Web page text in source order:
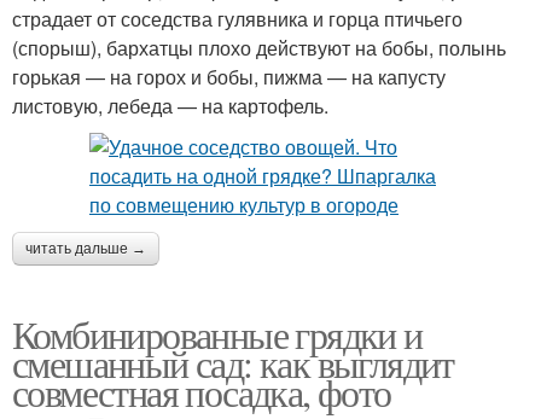
страдает от соседства гулявника и горца птичьего
(спорыш), бархатцы плохо действуют на бобы, полынь
горькая — на горох и бобы, пижма — на капусту
листовую, лебеда — на картофель.
читать дальше →
Комбинированные грядки и
смешанный сад: как выглядит
совместная посадка, фото